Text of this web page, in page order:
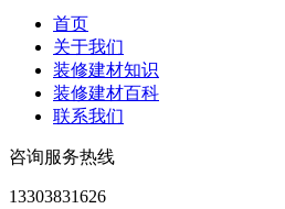
首页
关于我们
装修建材知识
装修建材百科
联系我们
咨询服务热线
13303831626